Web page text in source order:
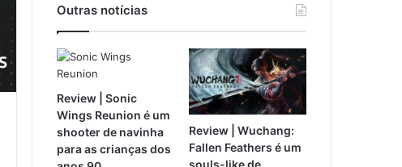
Outras notícias
Review | Sonic
Wings Reunion é um
shooter de navinha
para as crianças dos
Review | Wuchang:
Fallen Feathers é um
souls-like de